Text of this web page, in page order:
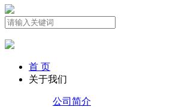
首 页
关于我们
公司简介